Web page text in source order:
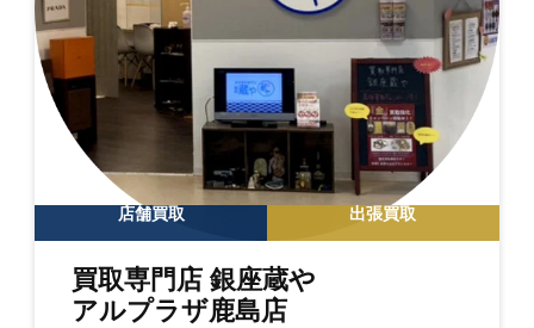
店舗買取 出張買取
買取専門店 銀座蔵や
アルプラザ鹿島店